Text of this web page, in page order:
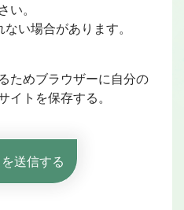
。
い場合があります。
ためブラウザーに自分の
トを保存する。